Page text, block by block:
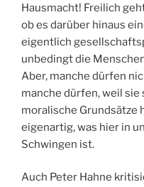
Hausmacht! Freilich
ob es darüber hinaus
eigentlich
unbedingt die
Aber, manche dürfen
manche dürfen, weil sie
moralische Grundsätze
eigenartig, was hier in
Schwingen ist.
Auch Peter Hahne